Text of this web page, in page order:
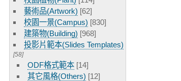
藝術品(Artwork) [62]
校園一景(Campus) [830]
建築物(Building) [968]
投影片範本(Slides Templates)
[58]
ODF格式範本 [14]
其它風格(Others) [12]